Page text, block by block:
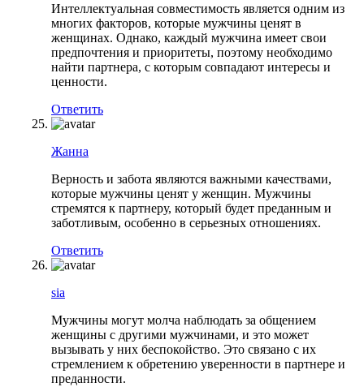
Интеллектуальная совместимость является одним из
многих факторов, которые мужчины ценят в
женщинах. Однако, каждый мужчина имеет свои
предпочтения и приоритеты, поэтому необходимо
найти партнера, с которым совпадают интересы и
ценности.
Ответить
Жанна
Верность и забота являются важными качествами,
которые мужчины ценят у женщин. Мужчины
стремятся к партнеру, который будет преданным и
заботливым, особенно в серьезных отношениях.
Ответить
sia
Мужчины могут молча наблюдать за общением
женщины с другими мужчинами, и это может
вызывать у них беспокойство. Это связано с их
стремлением к обретению уверенности в партнере и
преданности.